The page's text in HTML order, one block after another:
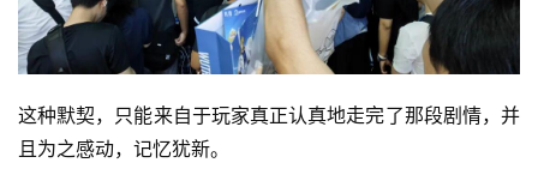
创
游
戏
业
这种默契，只能来自于玩家真正认真地走完了那段剧情，并
且为之感动，记忆犹新。